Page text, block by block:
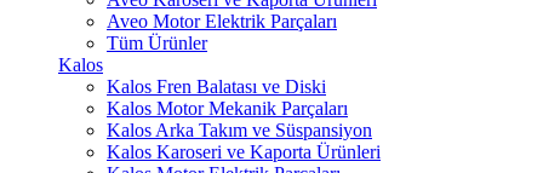
Aveo Motor Elektrik Parçaları
Tüm Ürünler
Kalos
Kalos Fren Balatası ve Diski
Kalos Motor Mekanik Parçaları
Kalos Arka Takım ve Süspansiyon
Kalos Karoseri ve Kaporta Ürünleri